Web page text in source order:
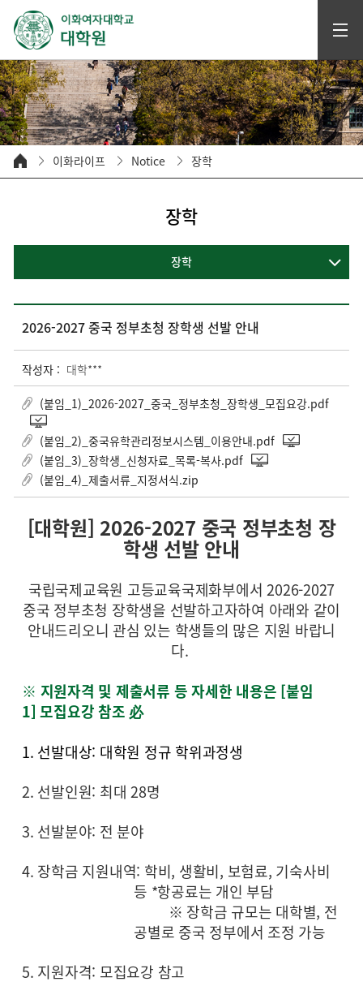
이화라이프 Notice 장학
장학
장학
2026-2027 중국 정부초청 장학생 선발 안내
작성자 : 대학***
(붙임_1)_2026-2027_중국_정부초청_장학생_모집요강.pdf
(붙임_2)_중국유학관리정보시스템_이용안내.pdf
(붙임_3)_장학생_신청자료_목록-복사.pdf
(붙임_4)_제출서류_지정서식.zip
[대학원] 2026-2027 중국 정부초청 장
학생 선발 안내
국립국제교육원 고등교육국제화부에서 2026-2027
중국 정부초청 장학생을 선발하고자하여 아래와 같이
안내드리오니 관심 있는 학생들의 많은 지원 바랍니
다.
※ 지원자격 및 제출서류 등 자세한 내용은 [붙임
1] 모집요강 참조 必
1. 선발대상: 대학원 정규 학위과정생
2. 선발인원: 최대 28명
3. 선발분야: 전 분야
4. 장학금 지원내역: 학비, 생활비, 보험료, 기숙사비
등 *항공료는 개인 부담
※ 장학금 규모는 대학별, 전
공별로 중국 정부에서 조정 가능
5. 지원자격: 모집요강 참고